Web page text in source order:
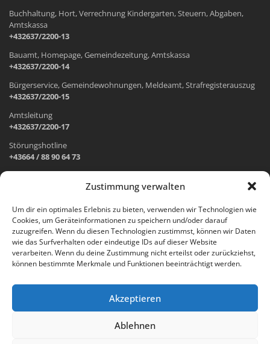
Zustimmung verwalten
Um dir ein optimales Erlebnis zu bieten, verwenden wir Technologien wie
Cookies, um Geräteinformationen zu speichern und/oder darauf
zuzugreifen. Wenn du diesen Technologien zustimmst, können wir Daten
wie das Surfverhalten oder eindeutige IDs auf dieser Website
verarbeiten. Wenn du deine Zustimmung nicht erteilst oder zurückziehst,
können bestimmte Merkmale und Funktionen beeinträchtigt werden.
Akzeptieren
Ablehnen
Buchhaltung, Hort, Verrechnung Kindergarten, Steuern, Abgaben,
Amtskassa
+432637/2200-13
Bauamt, Homepage, Gemeindezeitung, Amtskassa
+432637/2200-14
Bürgerservice, Gemeindewohnungen, Meldeamt, Strafregisterauszug
+432637/2200-15
Amtsleitung
+432637/2200-17
Störungshotline
+43664 / 88 90 64 73
Wr. Neustädter Straße 1
2733 Grünbach am Schneeberg
Öffnungszeiten Gemeindeamt:
Montag: 8.00 – 12.00 Uhr und 14.00 – 18.00 Uhr
Freitag: 8.00 – 12.00 Uhr
Email: